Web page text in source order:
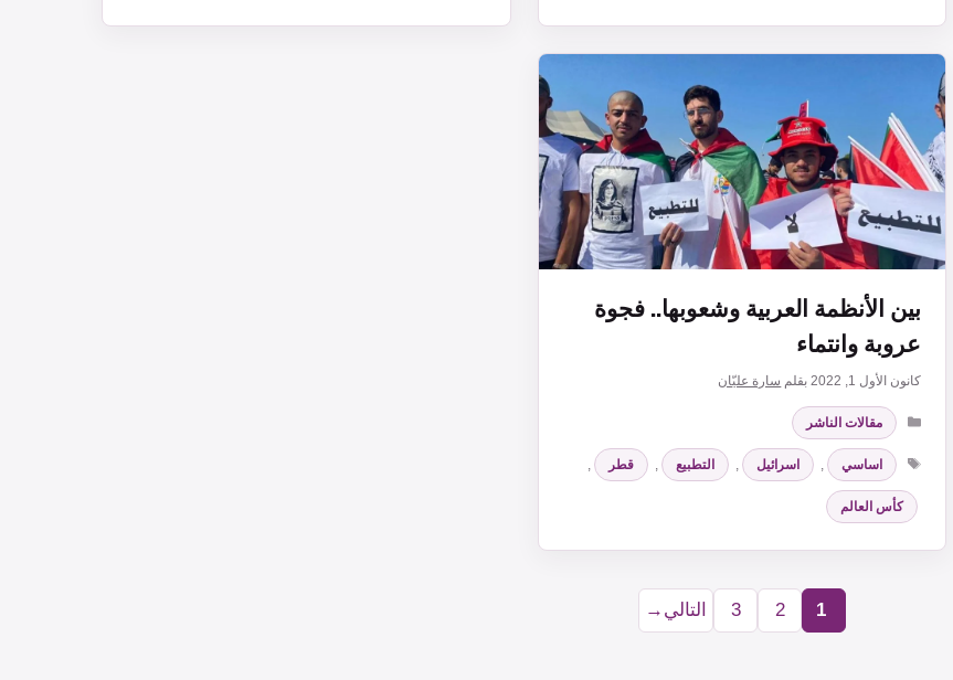
بين الأنظمة العربية وشعوبها.. فجوة
عروبة وانتماء
كانون الأول 1, 2022 بقلم سارة عليّان
التصنيفات
مقالات الناشر
الوسوم
اساسي اسرائيل التطبيع قطر
كأس العالم
Page
1
Page
2
Page
3 التالي →